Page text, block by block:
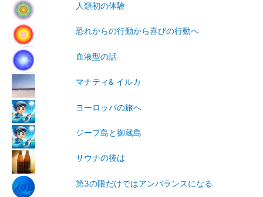
人類初の体験
恐れからの行動から喜びの行動へ
血液型の話
マナティ& イルカ
ヨーロッパの旅へ
ジープ島と御蔵島
サウナの後は
第3の眼だけではアンバランスになる